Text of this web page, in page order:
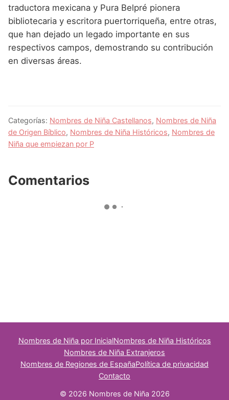
traductora mexicana y Pura Belpré pionera
bibliotecaria y escritora puertorriqueña, entre otras,
que han dejado un legado importante en sus
respectivos campos, demostrando su contribución
en diversas áreas.
Categorías: Nombres de Niña Castellanos, Nombres de Niña
de Origen Bíblico, Nombres de Niña Históricos, Nombres de
Niña que empiezan por P
Comentarios
Nombres de Niña por InicialNombres de Niña Históricos
Nombres de Niña Extranjeros
Nombres de Regiones de EspañaPolítica de privacidad
Contacto
© 2026 Nombres de Niña 2026